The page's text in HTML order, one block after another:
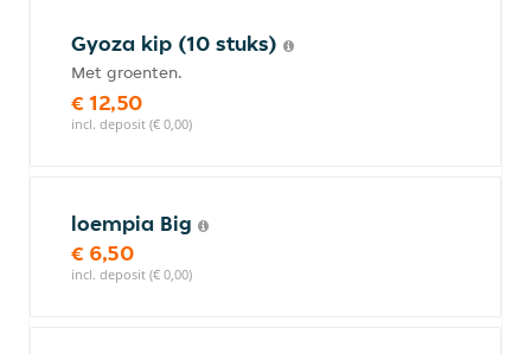
Gyoza kip (10 stuks)
Met groenten.
€ 12,50
incl. deposit (€ 0,00)
loempia Big
€ 6,50
incl. deposit (€ 0,00)